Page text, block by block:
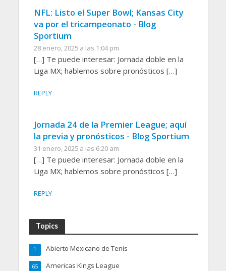
NFL: Listo el Super Bowl; Kansas City
va por el tricampeonato - Blog
Sportium
28 enero, 2025 a las 1:04 pm
[…] Te puede interesar: Jornada doble en la
Liga MX; hablemos sobre pronósticos […]
REPLY
Jornada 24 de la Premier League; aquí
la previa y pronósticos - Blog Sportium
31 enero, 2025 a las 6:20 am
[…] Te puede interesar: Jornada doble en la
Liga MX; hablemos sobre pronósticos […]
REPLY
Topics
Abierto Mexicano de Tenis
1
Americas Kings League
65